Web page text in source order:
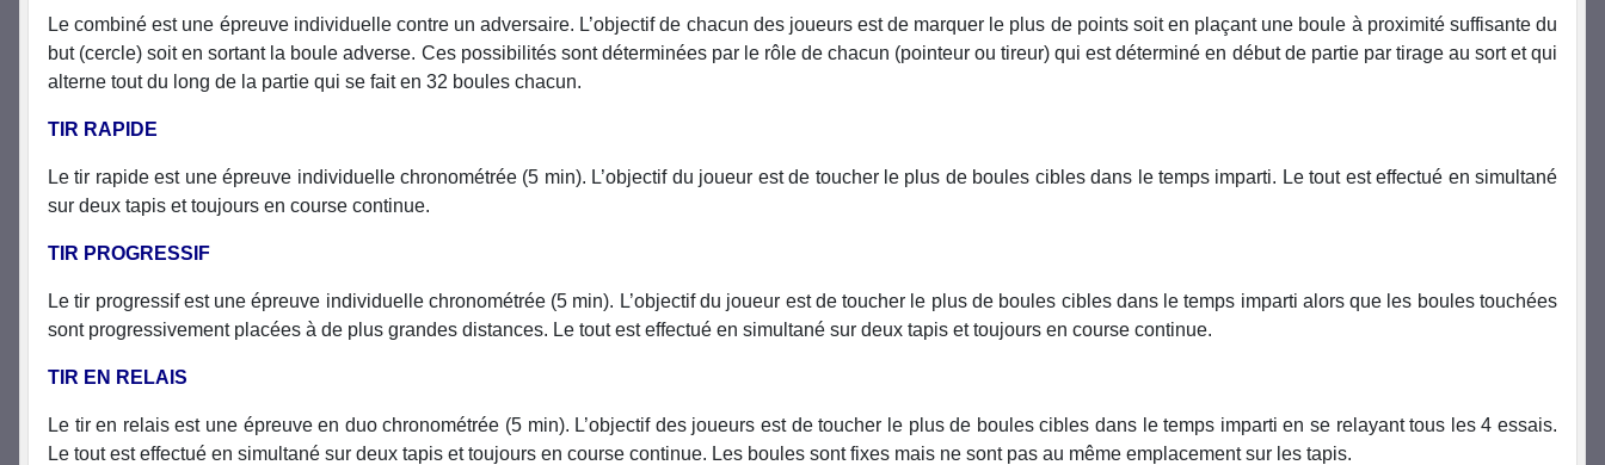
Le combiné est une épreuve individuelle contre un adversaire. L’objectif de chacun des joueurs est de marquer le plus de points soit en plaçant une boule à proximité suffisante du
but (cercle) soit en sortant la boule adverse. Ces possibilités sont déterminées par le rôle de chacun (pointeur ou tireur) qui est déterminé en début de partie par tirage au sort et qui
alterne tout du long de la partie qui se fait en 32 boules chacun.
TIR RAPIDE
Le tir rapide est une épreuve individuelle chronométrée (5 min). L’objectif du joueur est de toucher le plus de boules cibles dans le temps imparti. Le tout est effectué en simultané
sur deux tapis et toujours en course continue.
TIR PROGRESSIF
Le tir progressif est une épreuve individuelle chronométrée (5 min). L’objectif du joueur est de toucher le plus de boules cibles dans le temps imparti alors que les boules touchées
sont progressivement placées à de plus grandes distances. Le tout est effectué en simultané sur deux tapis et toujours en course continue.
TIR EN RELAIS
Le tir en relais est une épreuve en duo chronométrée (5 min). L’objectif des joueurs est de toucher le plus de boules cibles dans le temps imparti en se relayant tous les 4 essais.
Le tout est effectué en simultané sur deux tapis et toujours en course continue. Les boules sont fixes mais ne sont pas au même emplacement sur les tapis.